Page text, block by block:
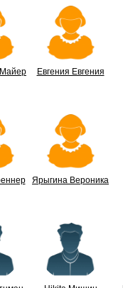
Евгения Евгения
Ярыгина Вероника